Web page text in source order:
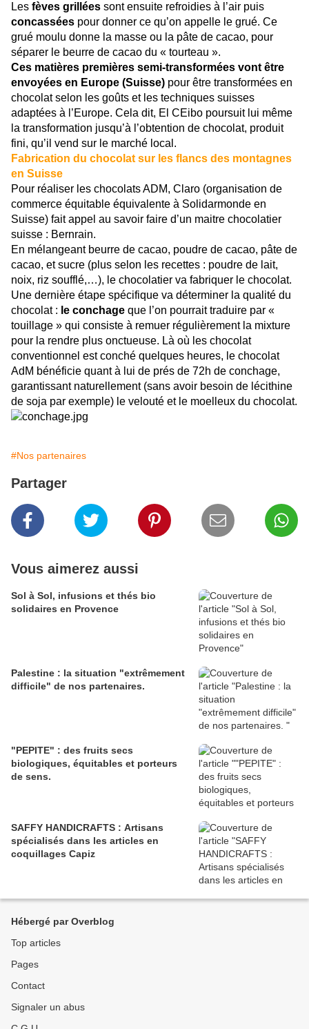
Les fèves grillées sont ensuite refroidies à l’air puis
concassées pour donner ce qu’on appelle le grué. Ce
grué moulu donne la masse ou la pâte de cacao, pour
séparer le beurre de cacao du « tourteau ».
Ces matières premières semi-transformées vont être
envoyées en Europe (Suisse) pour être transformées en
chocolat selon les goûts et les techniques suisses
adaptées à l’Europe. Cela dit, El CEibo poursuit lui même
la transformation jusqu’à l’obtention de chocolat, produit
fini, qu’il vend sur le marché local.
Fabrication du chocolat sur les flancs des montagnes
en Suisse
Pour réaliser les chocolats ADM, Claro (organisation de
commerce équitable équivalente à Solidarmonde en
Suisse) fait appel au savoir faire d’un maitre chocolatier
suisse : Bernrain.
En mélangeant beurre de cacao, poudre de cacao, pâte de
cacao, et sucre (plus selon les recettes : poudre de lait,
noix, riz soufflé,…), le chocolatier va fabriquer le chocolat.
Une dernière étape spécifique va déterminer la qualité du
chocolat : le conchage que l’on pourrait traduire par «
touillage » qui consiste à remuer régulièrement la mixture
pour la rendre plus onctueuse. Là où les chocolat
conventionnel est conché quelques heures, le chocolat
AdM bénéficie quant à lui de prés de 72h de conchage,
garantissant naturellement (sans avoir besoin de lécithine
de soja par exemple) le velouté et le moelleux du chocolat.
#Nos partenaires
Partager
Vous aimerez aussi
Sol à Sol, infusions et thés bio
solidaires en Provence
Palestine : la situation "extrêmement
difficile" de nos partenaires.
"PEPITE" : des fruits secs
biologiques, équitables et porteurs
de sens.
SAFFY HANDICRAFTS : Artisans
spécialisés dans les articles en
coquillages Capiz
Hébergé par Overblog
Top articles
Pages
Contact
Signaler un abus